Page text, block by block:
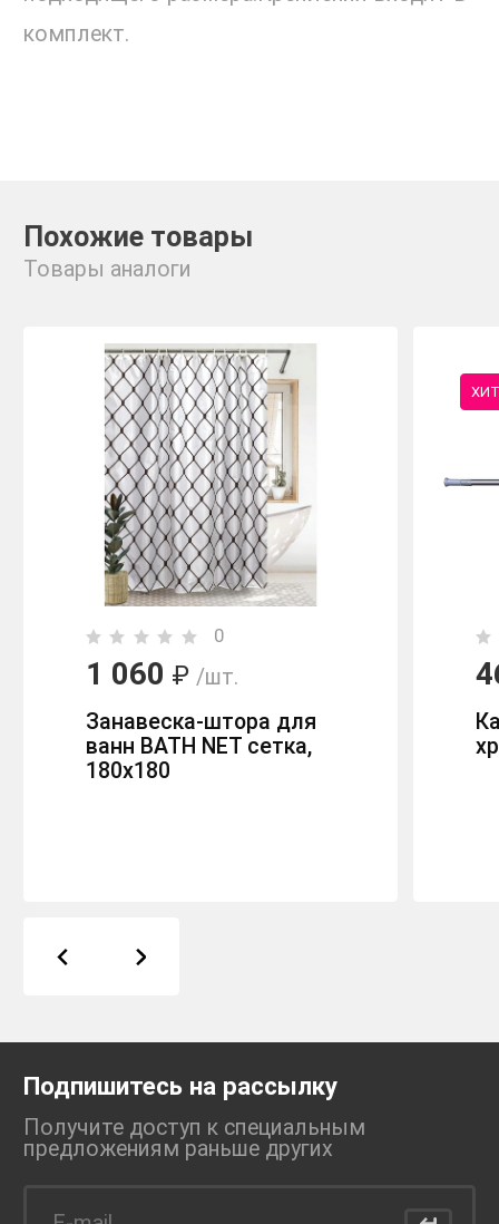
комплект.
Похожие товары
Товары аналоги
0
1 060 ₽ /шт.
Занавеска-штора для
ванн BATH NET сетка,
180х180
ХИТ
Подпишитесь на рассылку
Получите доступ к специальным
предложениям раньше других